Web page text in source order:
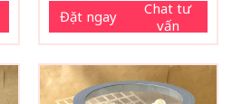
Đặt ngay
Chat tư
vấn